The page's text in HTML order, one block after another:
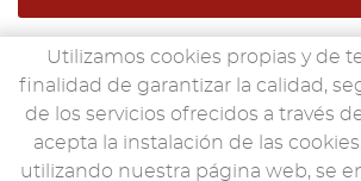
Utilizamos cookies propias y de
finalidad de garantizar la calidad,
de los servicios ofrecidos a través
acepta la instalación de las
utilizando nuestra página web, se
SUBE TUS FOTOS